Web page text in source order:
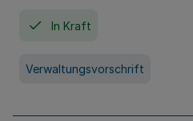
In Kraft
Verwaltungsvorschrift